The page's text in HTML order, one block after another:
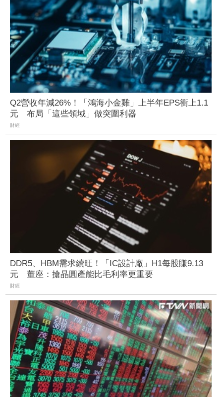
Q2營收年減26%！「鴻海小金雞」上半年EPS衝上1.1
元 布局「這些領域」做突圍利器
財經
DDR5、HBM需求續旺！「IC設計廠」H1每股賺9.13
元 董座：搶晶圓產能比毛利率更重要
財經